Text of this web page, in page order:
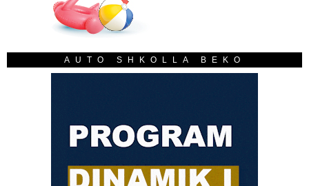
AUTO SHKOLLA BEKO